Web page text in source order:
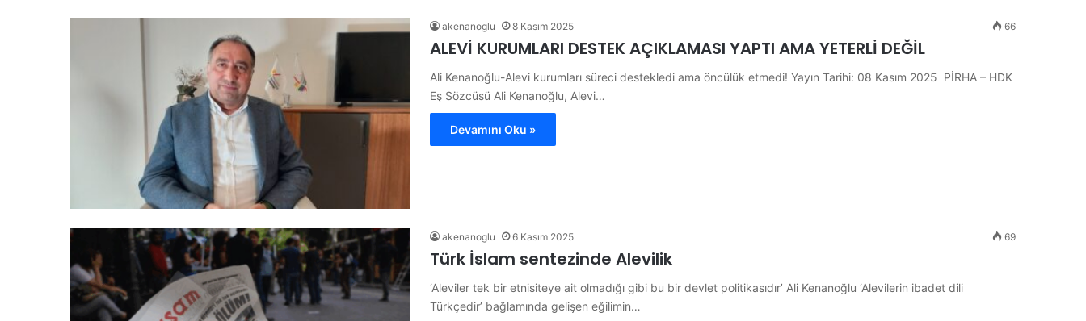
akenanoglu 8 Kasım 2025 66
ALEVİ KURUMLARI DESTEK AÇIKLAMASI YAPTI AMA YETERLİ DEĞİL
Ali Kenanoğlu-Alevi kurumları süreci destekledi ama öncülük etmedi! Yayın Tarihi: 08 Kasım 2025 PİRHA – HDK
Eş Sözcüsü Ali Kenanoğlu, Alevi…
Devamını Oku »
akenanoglu 6 Kasım 2025 69
Türk İslam sentezinde Alevilik
‘Aleviler tek bir etnisiteye ait olmadığı gibi bu bir devlet politikasıdır’ Ali Kenanoğlu ‘Alevilerin ibadet dili
Türkçedir’ bağlamında gelişen eğilimin…